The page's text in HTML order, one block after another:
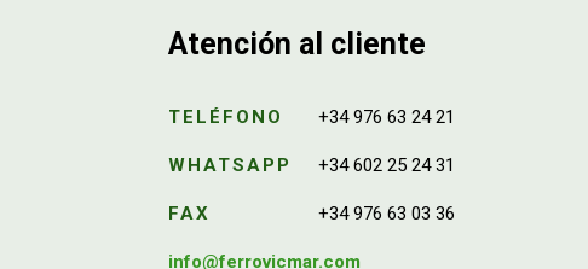
Atención al cliente
TELÉFONO +34 976 63 24 21
WHATSAPP +34 602 25 24 31
FAX +34 976 63 03 36
info@ferrovicmar.com